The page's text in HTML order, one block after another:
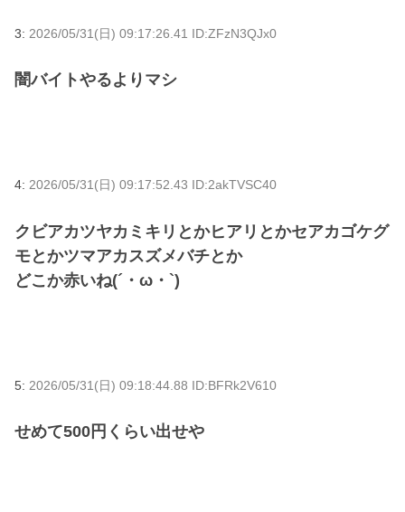
3: 2026/05/31(日) 09:17:26.41 ID:ZFzN3QJx0
闇バイトやるよりマシ
4: 2026/05/31(日) 09:17:52.43 ID:2akTVSC40
クビアカツヤカミキリとかヒアリとかセアカゴケグ
モとかツマアカスズメバチとか
どこか赤いね(´・ω・`)
5: 2026/05/31(日) 09:18:44.88 ID:BFRk2V610
せめて500円くらい出せや